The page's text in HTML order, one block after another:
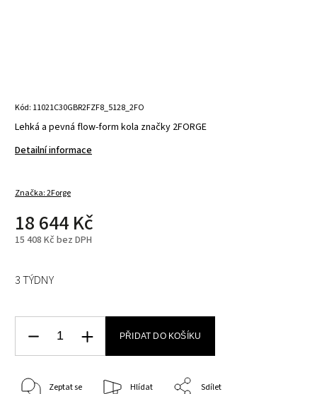
Kód: 11021C30GBR2FZF8_5128_2FO
Lehká a pevná flow-form kola značky 2FORGE
Detailní informace
Značka:2Forge
18 644 Kč
15 408 Kč bez DPH
3 TÝDNY
PŘIDAT DO KOŠÍKU
Zeptat se Hlídat Sdílet